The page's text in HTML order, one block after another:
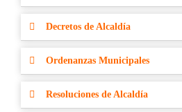
Decretos de Alcaldía
Ordenanzas Municipales
Resoluciones de Alcaldía